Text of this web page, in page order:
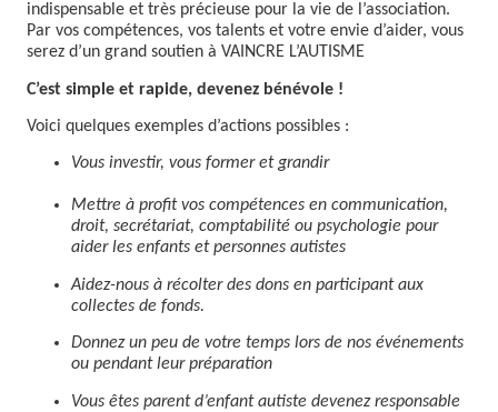
indispensable et très précieuse pour la vie de l’association.
Par vos compétences, vos talents et votre envie d’aider, vous
serez d’un grand soutien à VAINCRE L’AUTISME
C’est simple et rapide, devenez bénévole !
Voici quelques exemples d’actions possibles :
Vous investir, vous former et grandir
Mettre à profit vos compétences en communication,
droit, secrétariat, comptabilité ou psychologie pour
aider les enfants et personnes autistes
Aidez-nous à récolter des dons en participant aux
collectes de fonds.
Donnez un peu de votre temps lors de nos événements
ou pendant leur préparation
Vous êtes parent d’enfant autiste devenez responsable